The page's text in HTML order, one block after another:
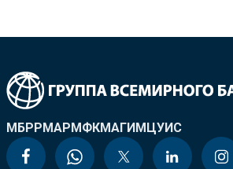
МБРРМАРМФКМАГИМЦУИС